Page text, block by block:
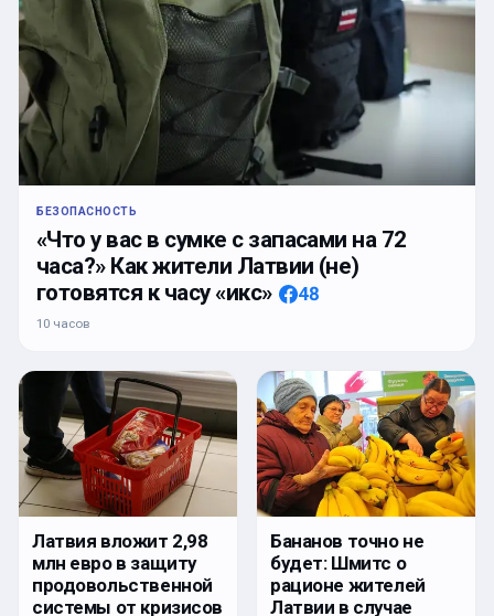
БЕЗОПАСНОСТЬ
«Что у вас в сумке с запасами на 72
часа?» Как жители Латвии (не)
готовятся к часу «икс»
48
10 часов
Латвия вложит 2,98
млн евро в защиту
продовольственной
системы от кризисов
Бананов точно не
будет: Шмитс о
рационе жителей
Латвии в случае